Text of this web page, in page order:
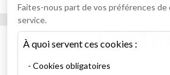
Faites-nous part de vos préférences de
service.
À quoi servent ces cookies :
Cookies obligatoires